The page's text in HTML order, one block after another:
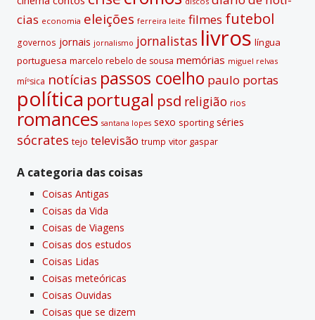
cias economia eleições ferreira leite filmes futebol
governos jornais jornalismo jornalistas livros lí­ngua
portuguesa marcelo rebelo de sousa memórias miguel relvas
míºsica notí­cias passos coelho paulo portas
polí­tica portugal psd religião rios
romances santana lopes sexo sporting séries
sócrates tejo televisão trump vitor gaspar
A categoria das coisas
Coisas Antigas
Coisas da Vida
Coisas de Viagens
Coisas dos estudos
Coisas Lidas
Coisas meteóricas
Coisas Ouvidas
Coisas que se dizem